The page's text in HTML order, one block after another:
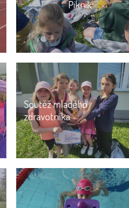
Piknik
Soutěž mladého
zdravotníka